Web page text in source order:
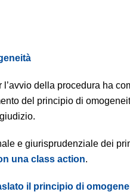
della procedura ha
del principio di
e giurisprudenziale dei
una class action.
il principio di